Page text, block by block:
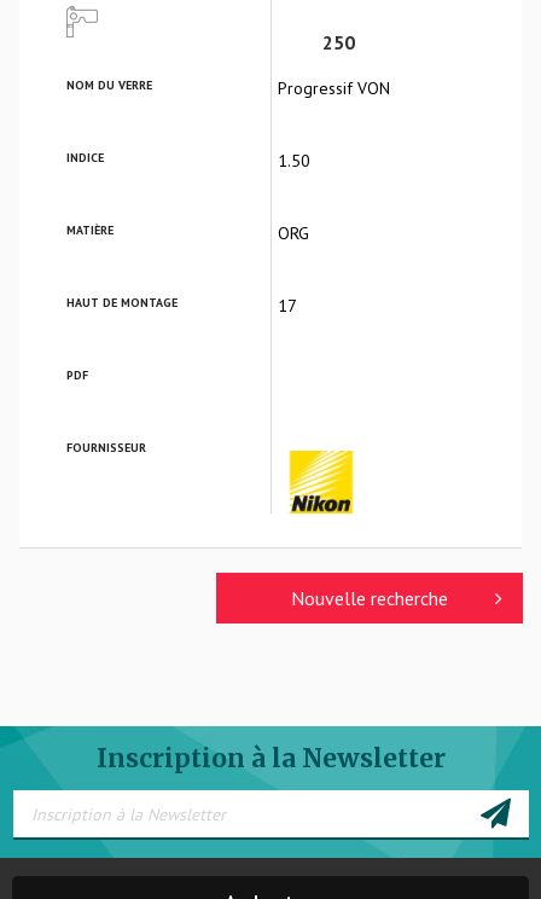
250
NOM DU VERRE Progressif VON
INDICE 1.50
MATIÈRE ORG
HAUT DE MONTAGE 17
PDF
FOURNISSEUR
Nouvelle recherche
Inscription à la Newsletter